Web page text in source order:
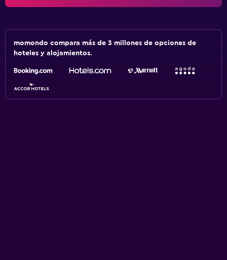
momondo compara más de 3 millones de opciones de
hoteles y alojamientos.